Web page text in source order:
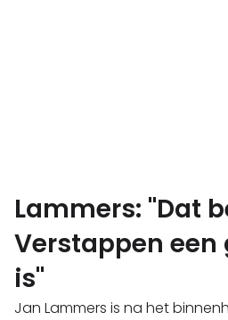
Lammers: "Dat
Verstappen een
is"
Jan Lammers is na het